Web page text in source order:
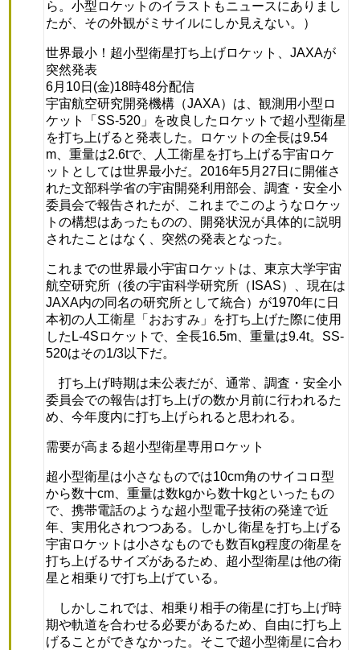
ら。小型ロケットのイラストもニュースにありまし
たが、その外観がミサイルにしか見えない。）
世界最小！超小型衛星打ち上げロケット、JAXAが
突然発表
6月10日(金)18時48分配信
宇宙航空研究開発機構（JAXA）は、観測用小型ロ
ケット「SS-520」を改良したロケットで超小型衛星
を打ち上げると発表した。ロケットの全長は9.54
m、重量は2.6tで、人工衛星を打ち上げる宇宙ロケ
ットとしては世界最小だ。2016年5月27日に開催さ
れた文部科学省の宇宙開発利用部会、調査・安全小
委員会で報告されたが、これまでこのようなロケッ
トの構想はあったものの、開発状況が具体的に説明
されたことはなく、突然の発表となった。
これまでの世界最小宇宙ロケットは、東京大学宇宙
航空研究所（後の宇宙科学研究所（ISAS）、現在は
JAXA内の同名の研究所として統合）が1970年に日
本初の人工衛星「おおすみ」を打ち上げた際に使用
したL-4Sロケットで、全長16.5m、重量は9.4t。SS-
520はその1/3以下だ。
打ち上げ時期は未公表だが、通常、調査・安全小
委員会での報告は打ち上げの数か月前に行われるた
め、今年度内に打ち上げられると思われる。
需要が高まる超小型衛星専用ロケット
超小型衛星は小さなものでは10cm角のサイコロ型
から数十cm、重量は数kgから数十kgといったもの
で、携帯電話のような超小型電子技術の発達で近
年、実用化されつつある。しかし衛星を打ち上げる
宇宙ロケットは小さなものでも数百kg程度の衛星を
打ち上げるサイズがあるため、超小型衛星は他の衛
星と相乗りで打ち上げている。
しかしこれでは、相乗り相手の衛星に打ち上げ時
期や軌道を合わせる必要があるため、自由に打ち上
げることができなかった。そこで超小型衛星に合わ